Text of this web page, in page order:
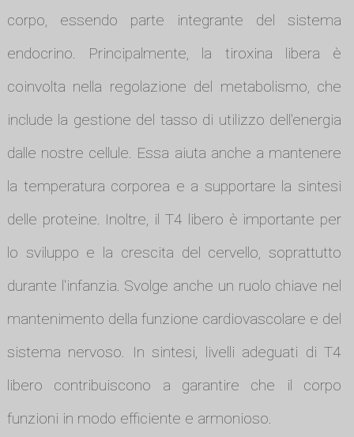
corpo, essendo parte integrante del sistema
endocrino. Principalmente, la tiroxina libera è
coinvolta nella regolazione del metabolismo, che
include la gestione del tasso di utilizzo dell'energia
dalle nostre cellule. Essa aiuta anche a mantenere
la temperatura corporea e a supportare la sintesi
delle proteine. Inoltre, il T4 libero è importante per
lo sviluppo e la crescita del cervello, soprattutto
durante l'infanzia. Svolge anche un ruolo chiave nel
mantenimento della funzione cardiovascolare e del
sistema nervoso. In sintesi, livelli adeguati di T4
libero contribuiscono a garantire che il corpo
funzioni in modo efficiente e armonioso.